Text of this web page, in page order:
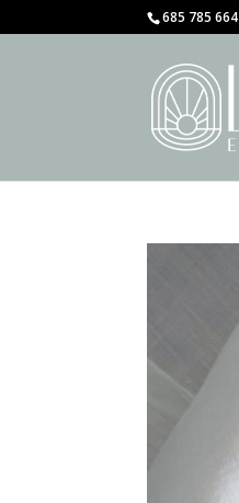
685 785 664